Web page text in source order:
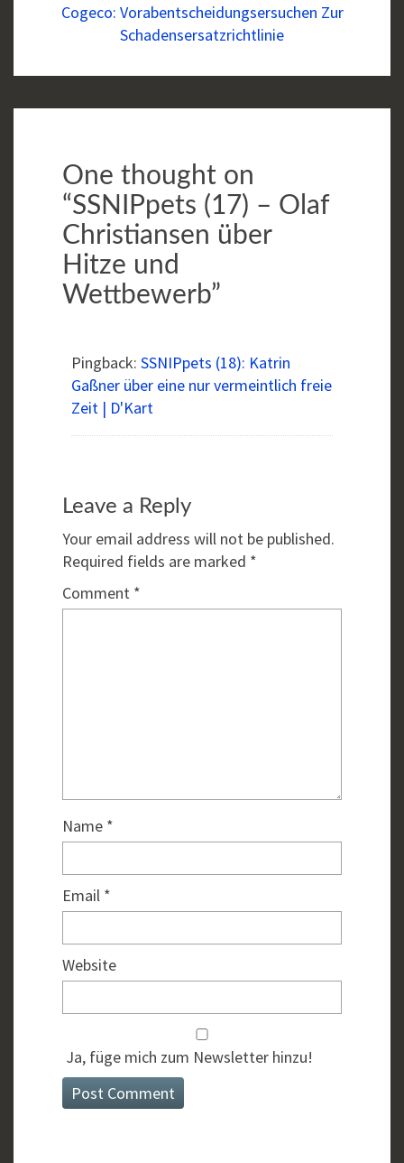
Cogeco: Vorabentscheidungsersuchen Zur
Schadensersatzrichtlinie
One thought on
“SSNIPpets (17) – Olaf
Christiansen über
Hitze und
Wettbewerb”
Pingback: SSNIPpets (18): Katrin
Gaßner über eine nur vermeintlich freie
Zeit | D'Kart
Leave a Reply
Your email address will not be published.
Required fields are marked *
Comment *
Name *
Email *
Website
Ja, füge mich zum Newsletter hinzu!